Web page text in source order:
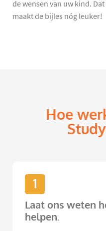
de wensen van uw kind.
maakt de bijles nóg leuker!
Hoe
1
Laat ons weten
helpen.